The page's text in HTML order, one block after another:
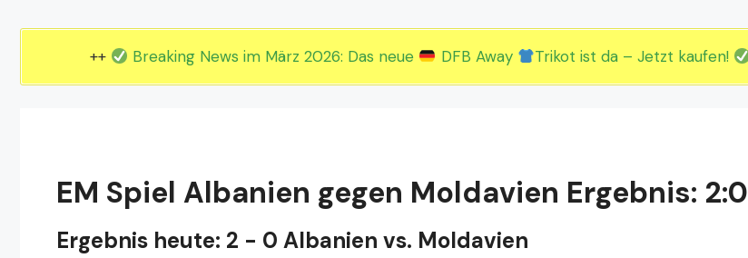
++ Breaking News im März 2026: Das neue DFB Away Trikot ist da – Jetzt kaufen!
EM Spiel Albanien gegen Moldavien Ergebnis: 2:0
Ergebnis heute: 2 - 0 Albanien vs. Moldavien